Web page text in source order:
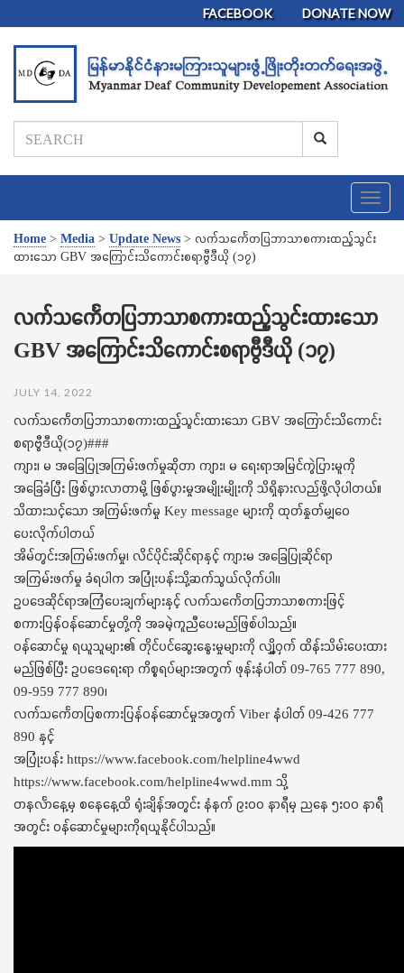
FACEBOOK DONATE NOW
T
o
g
a
t
Home > Media > Update News > လက်သင်္ကေတပြဘာသာစကားထည့်သွင်း
ထားသော GBV အကြောင်းသိကောင်းစရာဗွီဒီယို (၁၇)
လက်သင်္ကေတပြဘာသာစကားထည့်သွင်းထားသော
GBV အကြောင်းသိကောင်းစရာဗွီဒီယို (၁၇)
JULY 14, 2022
လက်သင်္ကေတပြဘာသာစကားထည့်သွင်းထားသော GBV အကြောင်းသိကောင်း
စရာဗွီဒီယို(၁၇)###
ကျား၊ မ အခြေပြုအကြမ်းဖက်မှုဆိုတာ ကျား၊ မ ရေးရာအမြင်ကွဲပြားမူကို
အခြေခံပြီး ဖြစ်ပွားလာတာမို့ ဖြစ်ပွားမှုအမျိုးမျိုးကို သိရှိနားလည်ဖို့လိုပါတယ်။
သိထားသင့်သော အကြမ်းဖက်မှု Key message များကို ထုတ်နှုတ်မျှဝေ
ပေးလိုက်ပါတယ်
အိမ်တွင်းအကြမ်းဖက်မှု၊ လိင်ပိုင်းဆိုင်ရာနှင့် ကျားမ အခြေပြုဆိုင်ရာ
အကြမ်းဖက်မှု ခံရပါက အပြုံးပန်းသို့ဆက်သွယ်လိုက်ပါ၊၊
ဥပဒေဆိုင်ရာအကြံပေးချက်များနှင့် လက်သင်္ကေတပြဘာသာစကားဖြင့်
စကားပြန်ဝန်ဆောင်မှုတို့ကို အခမဲ့ကူညီပေးမည်ဖြစ်ပါသည်။
ဝန်ဆောင်မှု ရယူသူများ၏ တိုင်ပင်ဆွေးနွေးမှုများကို လျှိူ့ဝှက် ထိန်းသိမ်းပေးထား
မည်ဖြစ်ပြီး ဥပဒေရေးရာ ကိစ္စရပ်များအတွက် ဖုန်းနံပါတ် 09-765 777 890,
09-959 777 890၊
လက်သင်္ကေတပြစကားပြန်ဝန်ဆောင်မှုအတွက် Viber နံပါတ် 09-426 777
890 နှင့်
အပြုံးပန်း https://www.facebook.com/helpline4wwd
https://www.facebook.com/helpline4wwd.mm သို့
တနင်္လာနေ့မှ စနေနေ့ထိ ရုံးချိန်အတွင်း နံနက် ၉း၀၀ နာရီမှ ညနေ ၅း၀၀ နာရီ
အတွင်း ဝန်ဆောင်မှုများကိုရယူနိုင်ပါသည်။